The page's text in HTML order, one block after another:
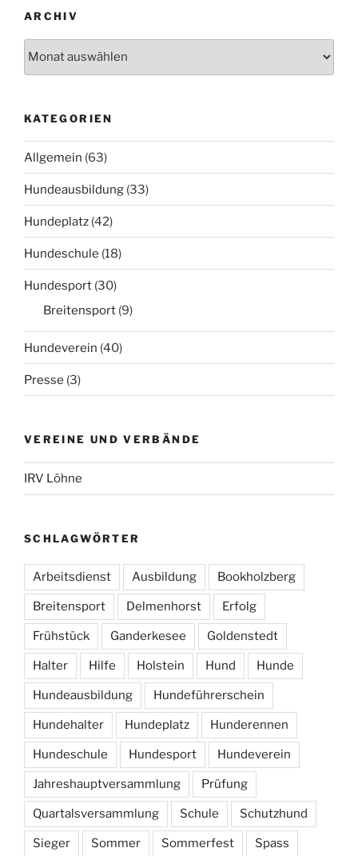
ARCHIV
KATEGORIEN
Allgemein (63)
Hundeausbildung (33)
Hundeplatz (42)
Hundeschule (18)
Hundesport (30)
Breitensport (9)
Hundeverein (40)
Presse (3)
VEREINE UND VERBÄNDE
IRV Löhne
SCHLAGWÖRTER
Arbeitsdienst Ausbildung Bookholzberg
Breitensport Delmenhorst Erfolg
Frühstück Ganderkesee Goldenstedt
Halter Hilfe Holstein Hund Hunde
Hundeausbildung Hundeführerschein
Hundehalter Hundeplatz Hunderennen
Hundeschule Hundesport Hundeverein
Jahreshauptversammlung Prüfung
Quartalsversammlung Schule Schutzhund
Sieger Sommer Sommerfest Spass